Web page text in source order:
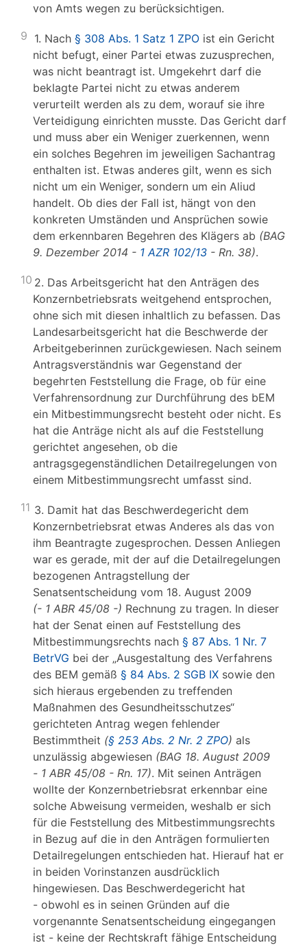
von Amts wegen zu berücksichtigen.
9 1. Nach § 308 Abs. 1 Satz 1 ZPO ist ein Gericht
nicht befugt, einer Partei etwas zuzusprechen,
was nicht beantragt ist. Umgekehrt darf die
beklagte Partei nicht zu etwas anderem
verurteilt werden als zu dem, worauf sie ihre
Verteidigung einrichten musste. Das Gericht darf
und muss aber ein Weniger zuerkennen, wenn
ein solches Begehren im jeweiligen Sachantrag
enthalten ist. Etwas anderes gilt, wenn es sich
nicht um ein Weniger, sondern um ein Aliud
handelt. Ob dies der Fall ist, hängt von den
konkreten Umständen und Ansprüchen sowie
dem erkennbaren Begehren des Klägers ab (BAG
9. Dezember 2014 - 1 AZR 102/13 - Rn. 38).
10 2. Das Arbeitsgericht hat den Anträgen des
Konzernbetriebsrats weitgehend entsprochen,
ohne sich mit diesen inhaltlich zu befassen. Das
Landesarbeitsgericht hat die Beschwerde der
Arbeitgeberinnen zurückgewiesen. Nach seinem
Antragsverständnis war Gegenstand der
begehrten Feststellung die Frage, ob für eine
Verfahrensordnung zur Durchführung des bEM
ein Mitbestimmungsrecht besteht oder nicht. Es
hat die Anträge nicht als auf die Feststellung
gerichtet angesehen, ob die
antragsgegenständlichen Detailregelungen von
einem Mitbestimmungsrecht umfasst sind.
11 3. Damit hat das Beschwerdegericht dem
Konzernbetriebsrat etwas Anderes als das von
ihm Beantragte zugesprochen. Dessen Anliegen
war es gerade, mit der auf die Detailregelungen
bezogenen Antragstellung der
Senatsentscheidung vom 18. August 2009
(- 1 ABR 45/08 -) Rechnung zu tragen. In dieser
hat der Senat einen auf Feststellung des
Mitbestimmungsrechts nach § 87 Abs. 1 Nr. 7
BetrVG bei der „Ausgestaltung des Verfahrens
des BEM gemäß § 84 Abs. 2 SGB IX sowie den
sich hieraus ergebenden zu treffenden
Maßnahmen des Gesundheitsschutzes“
gerichteten Antrag wegen fehlender
Bestimmtheit (§ 253 Abs. 2 Nr. 2 ZPO) als
unzulässig abgewiesen (BAG 18. August 2009
- 1 ABR 45/08 - Rn. 17). Mit seinen Anträgen
wollte der Konzernbetriebsrat erkennbar eine
solche Abweisung vermeiden, weshalb er sich
für die Feststellung des Mitbestimmungsrechts
in Bezug auf die in den Anträgen formulierten
Detailregelungen entschieden hat. Hierauf hat er
in beiden Vorinstanzen ausdrücklich
hingewiesen. Das Beschwerdegericht hat
- obwohl es in seinen Gründen auf die
vorgenannte Senatsentscheidung eingegangen
ist - keine der Rechtskraft fähige Entscheidung